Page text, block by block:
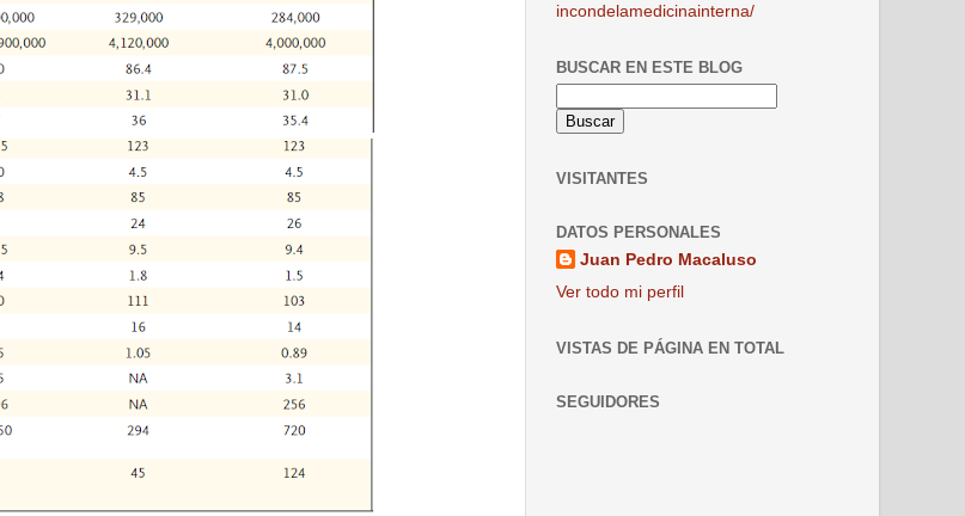
incondelamedicinainterna/
BUSCAR EN ESTE BLOG
VISITANTES
DATOS PERSONALES
Juan Pedro Macaluso
Ver todo mi perfil
VISTAS DE PÁGINA EN TOTAL
SEGUIDORES